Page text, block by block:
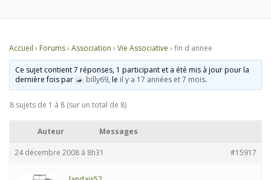
DOCUMENTATIONS FORUMS S’INSCRIRE
Accueil › Forums› Association › Vie Associative › fin d annee
Ce sujet contient 7 réponses, 1 participant et a été mis à jour pour la
dernière fois par
billy69, le il y a 17 années et 7 mois.
8 sujets de 1 à 8 (sur un total de 8)
Auteur Messages
24 décembre 2008 à 8h31 #15917